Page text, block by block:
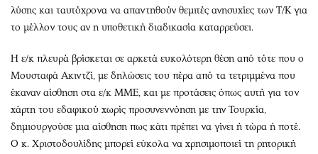
λύσης και ταυτόχρονα να απαντηθούν θεμιτές ανησυχίες των Τ/Κ για
το μέλλον τους αν η υποθετική διαδικασία καταρρεύσει.
Η ε/κ πλευρά βρίσκεται σε αρκετά ευκολότερη θέση από τότε που ο
Μουσταφά Ακιντζί, με δηλώσεις του πέρα από τα τετριμμένα που
έκαναν αίσθηση στα ε/κ ΜΜΕ, και με προτάσεις όπως αυτή για τον
χάρτη του εδαφικού χωρίς προσυνεννόηση με την Τουρκία,
δημιουργούσε μια αίσθηση πως κάτι πρέπει να γίνει ή τώρα ή ποτέ.
Ο κ. Χριστοδουλίδης μπορεί εύκολα να χρησιμοποιεί τη ρητορική